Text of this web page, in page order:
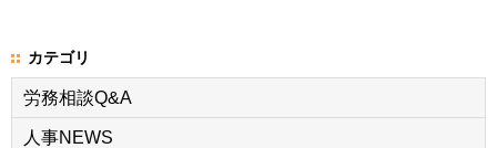
カテゴリ
労務相談Q&A
人事NEWS